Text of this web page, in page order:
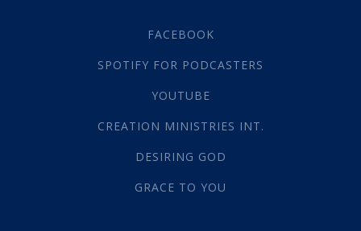
Die Onse Vader(12)
God(392)
Afgode(23)
Almag(1)
Alomteenwoordig
Alwetendheid (1)
FACEBOOK
SPOTIFY FOR PODCASTERS
YOUTUBE
CREATION MINISTRIES INT.
DESIRING GOD
GRACE TO YOU